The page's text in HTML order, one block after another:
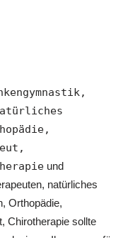
und
natürliches
Orthopädie,
Chirotherapie sollte